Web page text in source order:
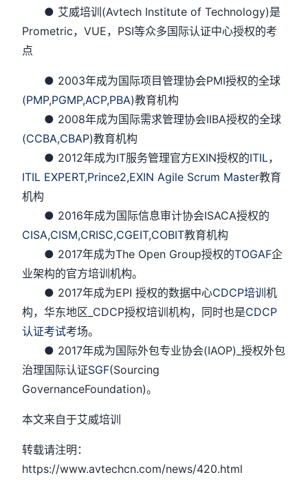
● 艾威培训(Avtech Institute of Technology)是
Prometric，VUE，PSI等众多国际认证中心授权的考
点
● 2003年成为国际项目管理协会PMI授权的全球
(PMP,PGMP,ACP,PBA)教育机构
● 2008年成为国际需求管理协会IIBA授权的全球
(CCBA,CBAP)教育机构
● 2012年成为IT服务管理官方EXIN授权的ITIL，
ITIL EXPERT,Prince2,EXIN Agile Scrum Master教育
机构
● 2016年成为国际信息审计协会ISACA授权的
CISA,CISM,CRISC,CGEIT,COBIT教育机构
● 2017年成为The Open Group授权的TOGAF企
业架构的官方培训机构。
● 2017年成为EPI 授权的数据中心CDCP培训机
构，华东地区_CDCP授权培训机构，同时也是CDCP
认证考试考场。
● 2017年成为国际外包专业协会(IAOP)_授权外包
治理国际认证SGF(Sourcing
GovernanceFoundation)。
本文来自于艾威培训
转载请注明：
https://www.avtechcn.com/news/420.html